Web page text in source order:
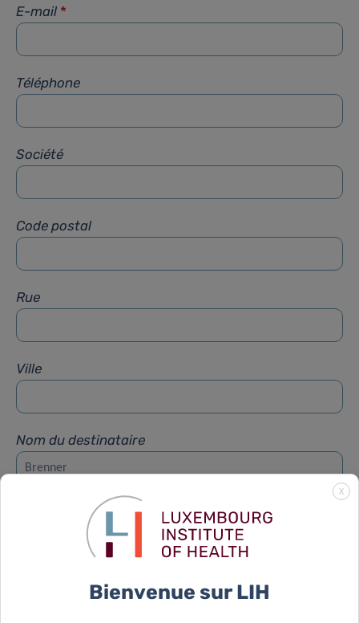
E-mail *
Téléphone
Société
Code postal
Rue
Ville
Nom du destinataire
Prénom du destinataire
X
Bienvenue sur LIH